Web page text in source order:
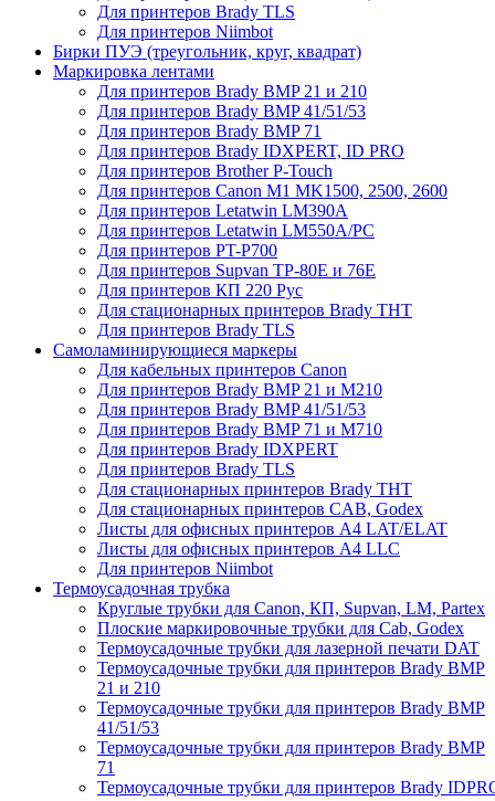
Для принтеров Brady TLS
Для принтеров Niimbot
Бирки ПУЭ (треугольник, круг, квадрат)
Маркировка лентами
Для принтеров Brady BMP 21 и 210
Для принтеров Brady BMP 41/51/53
Для принтеров Brady BMP 71
Для принтеров Brady IDXPERT, ID PRO
Для принтеров Brother P-Touch
Для принтеров Canon M1 MK1500, 2500, 2600
Для принтеров Letatwin LM390A
Для принтеров Letatwin LM550A/PC
Для принтеров PT-P700
Для принтеров Supvan TP-80E и 76E
Для принтеров КП 220 Рус
Для стационарных принтеров Brady THT
Для принтеров Brady TLS
Самоламинирующиеся маркеры
Для кабельных принтеров Canon
Для принтеров Brady BMP 21 и M210
Для принтеров Brady BMP 41/51/53
Для принтеров Brady BMP 71 и M710
Для принтеров Brady IDXPERT
Для принтеров Brady TLS
Для стационарных принтеров Brady THT
Для стационарных принтеров CAB, Godex
Листы для офисных принтеров А4 LAT/ELAT
Листы для офисных принтеров А4 LLC
Для принтеров Niimbot
Термоусадочная трубка
Круглые трубки для Canon, КП, Supvan, LM, Partex
Плоские маркировочные трубки для Cab, Godex
Термоусадочные трубки для лазерной печати DAT
Термоусадочные трубки для принтеров Brady BMP
21 и 210
Термоусадочные трубки для принтеров Brady BMP
41/51/53
Термоусадочные трубки для принтеров Brady BMP
71
Термоусадочные трубки для принтеров Brady